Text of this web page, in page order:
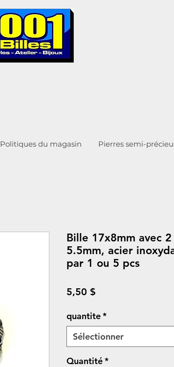
Politiques du magasin Pierres semi-
Bille 17x8mm avec
5.5mm, acier
par 1 ou 5 pcs
5,50 $
quantite*
Sélectionner
Quantité*